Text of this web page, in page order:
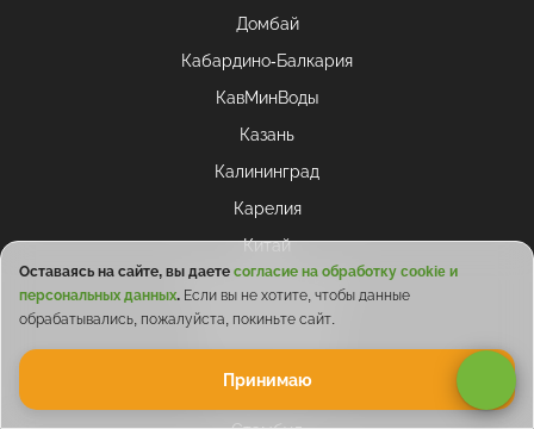
Домбай
Кабардино-Балкария
КавМинВоды
Казань
Калининград
Карелия
Китай
Краснодарский край
Нижний Новгород
Северная Осетия
Оставаясь на сайте, вы даете согласие на обработку cookie и
персональных данных. Если вы не хотите, чтобы данные
обрабатывались, пожалуйста, покиньте сайт.
Принимаю